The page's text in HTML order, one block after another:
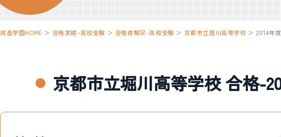
成基学園HOME ＞ 合格実績-高校受験 ＞ 合格体験記-高校受験 ＞ 京都市立堀川高等学校 ＞ 2014年
京都市立堀川高等学校 合格-